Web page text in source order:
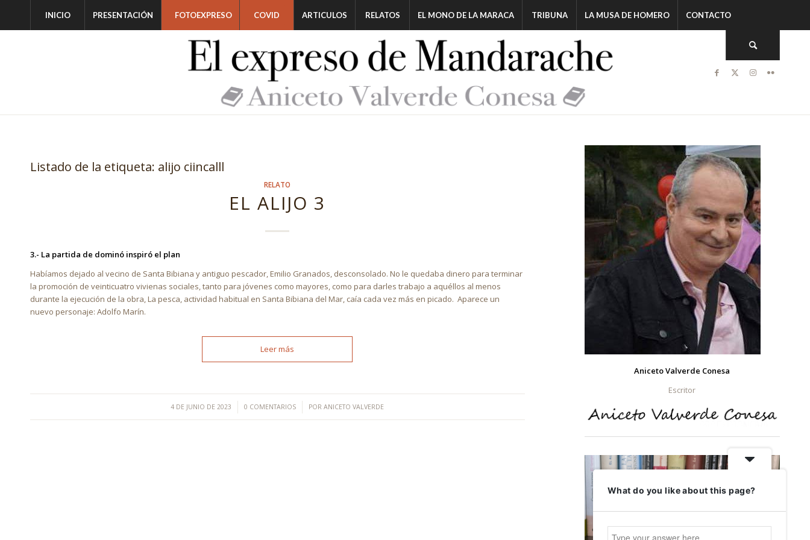
INICIO PRESENTACIÓN FOTOEXPRESO COVID ARTICULOS RELATOS EL MONO DE LA MARACA TRIBUNA LA MUSA DE HOMERO CONTACTO
Listado de la etiqueta: alijo ciincalll
RELATO
EL ALIJO 3
3.- La partida de dominó inspiró el plan
Habíamos dejado al vecino de Santa Bibiana y antiguo pescador, Emilio Granados, desconsolado. No le quedaba dinero para terminar
la promoción de veinticuatro vivienas sociales, tanto para jóvenes como mayores, como para darles trabajo a aquéllos al menos
durante la ejecución de la obra, La pesca, actividad habitual en Santa Bibiana del Mar, caía cada vez más en picado. Aparece un
nuevo personaje: Adolfo Marín.
Leer más
4 DE JUNIO DE 2023
/ 0 COMENTARIOS
/ PORANICETO VALVERDE
Aniceto Valverde Conesa
Escritor
What do you like about this page?